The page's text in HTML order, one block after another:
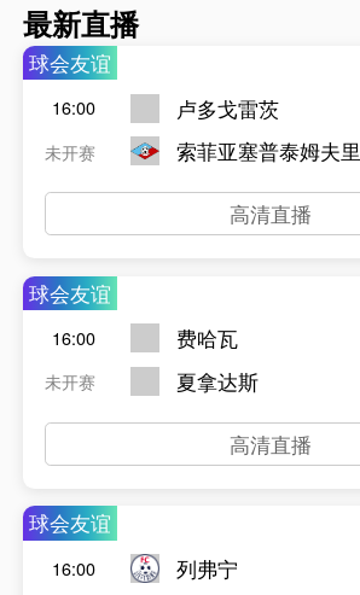
最新直播
球会友谊
16:00
未开赛
卢多戈雷茨
索菲亚塞普泰姆夫里
高清直播
球会友谊
16:00
未开赛
费哈瓦
夏拿达斯
高清直播
球会友谊
16:00
列弗宁